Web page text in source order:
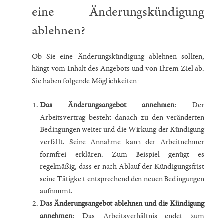
eine Änderungskündigung
ablehnen?
Ob Sie eine Änderungskündigung ablehnen sollten,
hängt vom Inhalt des Angebots und von Ihrem Ziel ab.
Sie haben folgende Möglichkeiten:
Das Änderungsangebot annehmen: Der
Arbeitsvertrag besteht danach zu den veränderten
Bedingungen weiter und die Wirkung der Kündigung
verfällt. Seine Annahme kann der Arbeitnehmer
formfrei erklären. Zum Beispiel genügt es
regelmäßig, dass er nach Ablauf der Kündigungsfrist
seine Tätigkeit entsprechend den neuen Bedingungen
aufnimmt.
Das Änderungsangebot ablehnenund die Kündigung
annehmen: Das Arbeitsverhältnis endet zum